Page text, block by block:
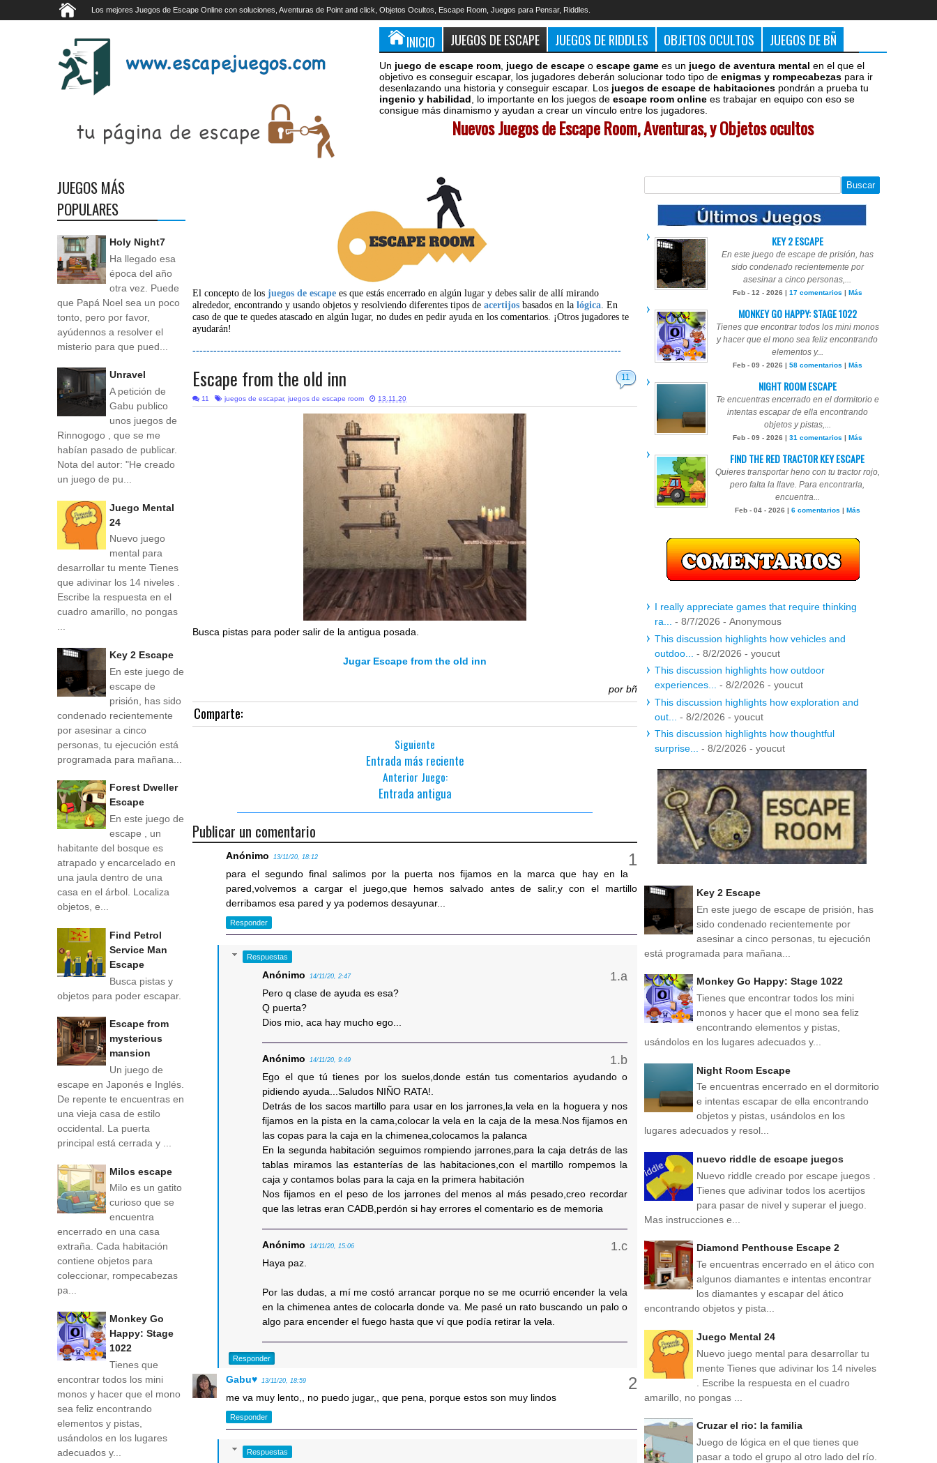
Los mejores Juegos de Escape Online con soluciones, Aventuras de Point and click, Objetos Ocultos, Escape Room, Juegos para Pensar, Riddles.
INICIO JUEGOS DE ESCAPE JUEGOS DE RIDDLES OBJETOS OCULTOS JUEGOS DE BÑ
Un juego de escape room juego de escape o escape game es un juego de aventura mental en el que el
objetivo es conseguir escapar, los jugadores deberán solucionar todo tipo de enigmas y rompecabezas para ir
desenlazando una historia y conseguir escapar. Los juegos de escape de habitaciones pondrán a prueba tu
ingenio y habilidad , lo importante en los juegos de escape room online es trabajar en equipo con eso se
consigue más dinamismo y ayudan a crear un vínculo entre los jugadores.
Nuevos Juegos de Escape Room, Aventuras, y Objetos ocultos
El concepto de losjuegos de escape es que estás encerrado en algún lugar y debes salir de allí mirando
alrededor, encontrando y usando objetos y resolviendo diferentes tipos deacertijos basados en lalógica. En
caso de que te quedes atascado en algún lugar, no dudes en pedir ayuda en los comentarios. ¡Otros jugadores te
ayudarán!
---------------------------------------------------------------------------------------------------------------------------
11
Escape from the old inn
11 juegos de escapar, juegos de escape room 13.11.20
Busca pistas para poder salir de la antigua posada.
Jugar Escape from the old inn
por bñ
Comparte:
Siguiente
Entrada más reciente
Anterior Juego:
Entrada antigua
Publicar un comentario
Anónimo 13/11/20, 18:12
para el segundo final salimos por la puerta nos fijamos en la marca que hay en la
pared,volvemos a cargar el juego,que hemos salvado antes de salir,y con el martillo
derribamos esa pared y ya podemos desayunar...
Responder
Respuestas
Anónimo 14/11/20, 2:47
Pero q clase de ayuda es esa?
Q puerta?
Dios mio, aca hay mucho ego...
Anónimo 14/11/20, 9:49
Ego el que tú tienes por los suelos,donde están tus comentarios ayudando o
pidiendo ayuda...Saludos NIÑO RATA!.
Detrás de los sacos martillo para usar en los jarrones,la vela en la hoguera y nos
fijamos en la pista en la cama,colocar la vela en la caja de la mesa.Nos fijamos en
las copas para la caja en la chimenea,colocamos la palanca
En la segunda habitación seguimos rompiendo jarrones,para la caja detrás de las
tablas miramos las estanterías de las habitaciones,con el martillo rompemos la
caja y contamos bolas para la caja en la primera habitación
Nos fijamos en el peso de los jarrones del menos al más pesado,creo recordar
que las letras eran CADB,perdón si hay errores el comentario es de memoria
Anónimo 14/11/20, 15:06
Haya paz.
Por las dudas, a mí me costó arrancar porque no se me ocurrió encender la vela
en la chimenea antes de colocarla donde va. Me pasé un rato buscando un palo o
algo para encender el fuego hasta que ví que podía retirar la vela.
Responder
Gabu♥ 13/11/20, 18:59
me va muy lento,, no puedo jugar,, que pena, porque estos son muy lindos
Responder
Respuestas
JUEGOS MÁS
POPULARES
Holy Night7
Ha llegado esa
época del año
otra vez. Puede
que Papá Noel sea un poco
tonto, pero por favor,
ayúdennos a resolver el
misterio para que pued...
Unravel
A petición de
Gabu publico
unos juegos de
Rinnogogo , que se me
habían pasado de publicar.
Nota del autor: "He creado
un juego de pu...
Juego Mental
24
Nuevo juego
mental para
desarrollar tu mente Tienes
que adivinar los 14 niveles .
Escribe la respuesta en el
cuadro amarillo, no pongas
...
Key 2 Escape
En este juego de
escape de
prisión, has sido
condenado recientemente
por asesinar a cinco
personas, tu ejecución está
programada para mañana...
Forest Dweller
Escape
En este juego de
escape , un
habitante del bosque es
atrapado y encarcelado en
una jaula dentro de una
casa en el árbol. Localiza
objetos, e...
Find Petrol
Service Man
Escape
Busca pistas y
objetos para poder escapar.
Escape from
mysterious
mansion
Un juego de
escape en Japonés e Inglés.
De repente te encuentras en
una vieja casa de estilo
occidental. La puerta
principal está cerrada y ...
Milos escape
Milo es un gatito
curioso que se
encuentra
encerrado en una casa
extraña. Cada habitación
contiene objetos para
coleccionar, rompecabezas
pa...
Monkey Go
Happy: Stage
1022
Tienes que
encontrar todos los mini
monos y hacer que el mono
sea feliz encontrando
elementos y pistas,
usándolos en los lugares
adecuados y...
KEY 2 ESCAPE
En este juego de escape de prisión, has
sido condenado recientemente por
asesinar a cinco personas,...
Feb - 12 - 2026 | 17 comentarios | Más
MONKEY GO HAPPY: STAGE 1022
Tienes que encontrar todos los mini monos
y hacer que el mono sea feliz encontrando
elementos y...
Feb - 09 - 2026 | 58 comentarios | Más
NIGHT ROOM ESCAPE
Te encuentras encerrado en el dormitorio e
intentas escapar de ella encontrando
objetos y pistas,...
Feb - 09 - 2026 | 31 comentarios | Más
FIND THE RED TRACTOR KEY ESCAPE
Quieres transportar heno con tu tractor rojo,
pero falta la llave. Para encontrarla,
encuentra...
Feb - 04 - 2026 | 6 comentarios | Más
I really appreciate games that require thinking
ra...
- 8/7/2026 - Anonymous
This discussion highlights how vehicles and
outdoo...
- 8/2/2026 - youcut
This discussion highlights how outdoor
experiences...
- 8/2/2026 - youcut
This discussion highlights how exploration and
out...
- 8/2/2026 - youcut
This discussion highlights how thoughtful
surprise...
- 8/2/2026 - youcut
Key 2 Escape
En este juego de escape de prisión, has
sido condenado recientemente por
asesinar a cinco personas, tu ejecución
está programada para mañana...
Monkey Go Happy: Stage 1022
Tienes que encontrar todos los mini
monos y hacer que el mono sea feliz
encontrando elementos y pistas,
usándolos en los lugares adecuados y...
Night Room Escape
Te encuentras encerrado en el dormitorio
e intentas escapar de ella encontrando
objetos y pistas, usándolos en los
lugares adecuados y resol...
nuevo riddle de escape juegos
Nuevo riddle creado por escape juegos .
Tienes que adivinar todos los acertijos
para pasar de nivel y superar el juego.
Mas instrucciones e...
Diamond Penthouse Escape 2
Te encuentras encerrado en el ático con
algunos diamantes e intentas encontrar
los diamantes y escapar del ático
encontrando objetos y pista...
Juego Mental 24
Nuevo juego mental para desarrollar tu
mente Tienes que adivinar los 14 niveles
. Escribe la respuesta en el cuadro
amarillo, no pongas ...
Cruzar el rio: la familia
Juego de lógica en el que tienes que
pasar a todo el grupo al otro lado del río.